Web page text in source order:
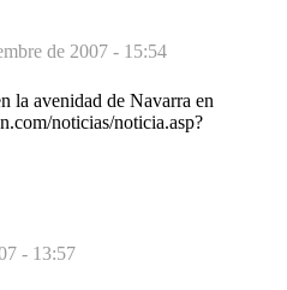
de 2007 - 15:54
la avenidad de Navarra en
noticias/noticia.asp?
- 13:57